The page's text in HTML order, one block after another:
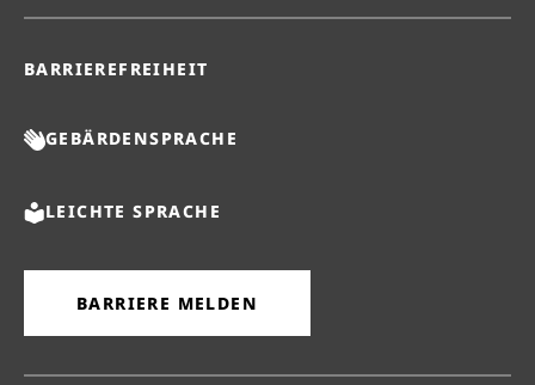
BARRIEREFREIHEIT
GEBÄRDENSPRACHE
LEICHTE SPRACHE
BARRIERE MELDEN